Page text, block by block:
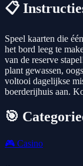
📋
Speel kaarten die
het bord leeg te
van de reserve
plant gewassen,
voltooi dagelijkse
boerderijhuis aan.
🎯
🎮 Casino